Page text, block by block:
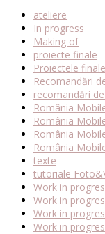
ateliere
In progress
Making of
proiecte finale
Proiectele finale
Recomandări
recomandări
România
România
România
România
texte
tutoriale
Work in
Work in
Work in
Work in